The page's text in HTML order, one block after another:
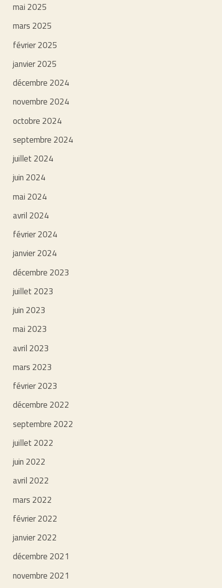
mai 2025
mars 2025
février 2025
janvier 2025
décembre 2024
novembre 2024
octobre 2024
septembre 2024
juillet 2024
juin 2024
mai 2024
avril 2024
février 2024
janvier 2024
décembre 2023
juillet 2023
juin 2023
mai 2023
avril 2023
mars 2023
février 2023
décembre 2022
septembre 2022
juillet 2022
juin 2022
avril 2022
mars 2022
février 2022
janvier 2022
décembre 2021
novembre 2021